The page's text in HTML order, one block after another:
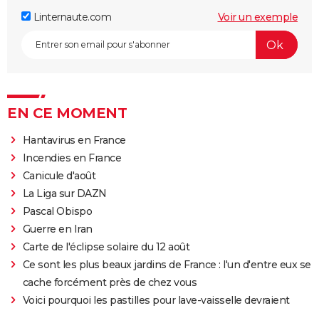
Linternaute.com Voir un exemple
EN CE MOMENT
Hantavirus en France
Incendies en France
Canicule d'août
La Liga sur DAZN
Pascal Obispo
Guerre en Iran
Carte de l'éclipse solaire du 12 août
Ce sont les plus beaux jardins de France : l'un d'entre eux se
cache forcément près de chez vous
Voici pourquoi les pastilles pour lave-vaisselle devraient